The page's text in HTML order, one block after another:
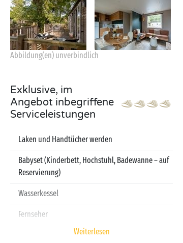
Abbildung(en) unverbindlich
Exklusive, im
Angebot inbegriffene
Serviceleistungen
Laken und Handtücher werden
Babyset (Kinderbett, Hochstuhl, Badewanne – auf
Reservierung)
Wasserkessel
Fernseher
Weiterlesen